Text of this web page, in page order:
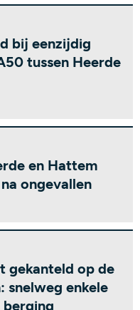
bij eenzijdig
tussen Heerde
en Hattem
ongevallen
gekanteld op de
snelweg enkele